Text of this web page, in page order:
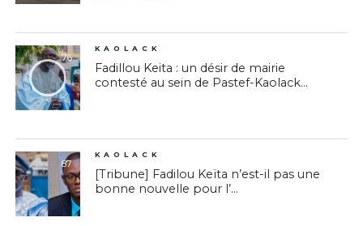
76
KAOLACK
Fadillou Keita : un désir de mairie
contesté au sein de Pastef-Kaolack...
87
KAOLACK
[Tribune] Fadilou Keïta n’est-il pas une
bonne nouvelle pour l’...